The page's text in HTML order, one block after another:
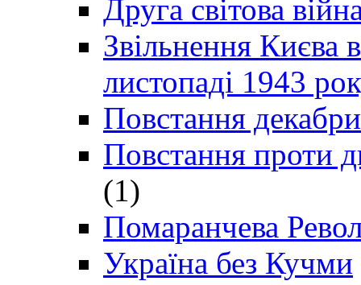
Друга світова
Звільнення Києва
листопаді 1943
Повстання
Повстання проти
(1)
Помаранчева
Україна без Кучми